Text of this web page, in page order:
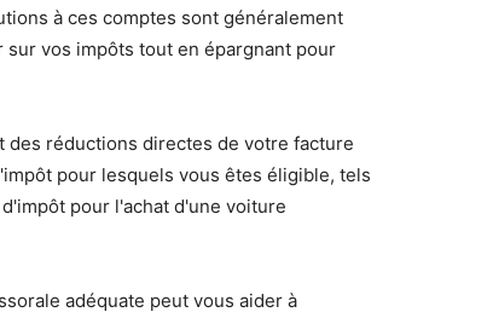
à ces comptes sont généralement
vos impôts tout en épargnant pour
réductions directes de votre facture
pour lesquels vous êtes éligible, tels
pour l'achat d'une voiture
adéquate peut vous aider à